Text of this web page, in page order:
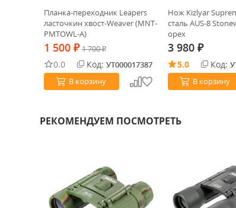
Планка-переходник Leapers
ласточкин хвост-Weaver (MNT-
PMTOWL-A)
1 500 ₽ 1 700₽
0.0 Код: УТ000017387
В корзину
Нож Kizlyar
сталь AUS-8
орех
3 980 ₽
5.0 Код:
В корзину
РЕКОМЕНДУЕМ ПОСМОТРЕТЬ